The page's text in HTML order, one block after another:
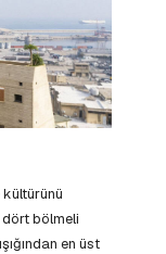
dört bölmeli
en üst